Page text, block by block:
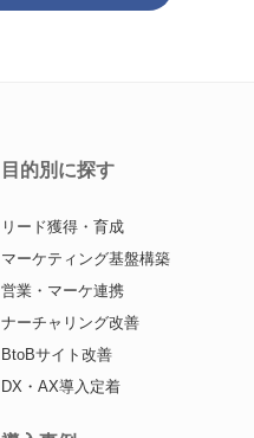
目的別に探す
リード獲得・育成
マーケティング基盤構築
営業・マーケ連携
ナーチャリング改善
BtoBサイト改善
DX・AX導入定着